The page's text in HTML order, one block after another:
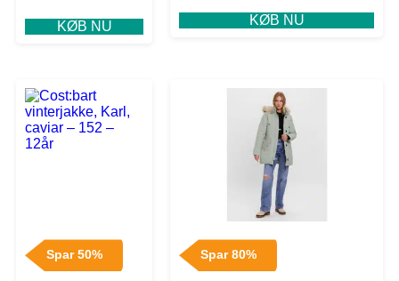
KØB NU KØB NU
Spar 50% Spar 80%